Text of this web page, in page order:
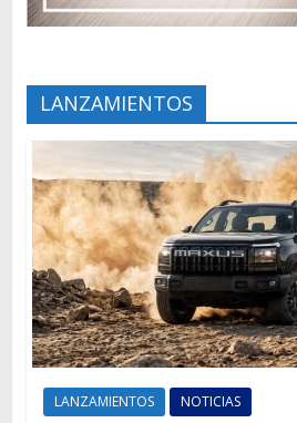
LANZAMIENTOS
LANZAMIENTOS NOTICIAS